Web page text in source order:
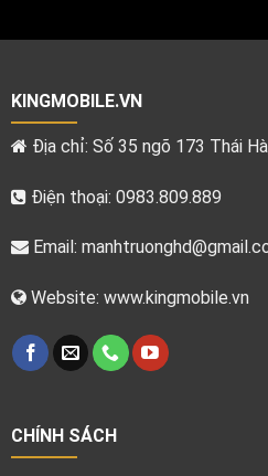
KINGMOBILE.VN
Địa chỉ: Số 35 ngõ 173 Thái
Điện thoại: 0983.809.889
Email:
Website: www.kingmobile.vn
CHÍNH SÁCH